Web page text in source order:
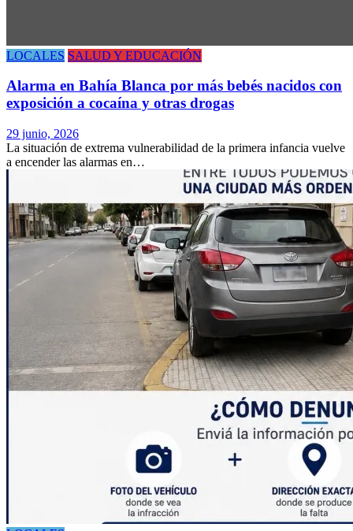
LOCALES SALUD Y EDUCACIÓN
Alarma en Bahía Blanca por más bebés nacidos con
exposición a cocaína y otras drogas
29 junio, 2026
La situación de extrema vulnerabilidad de la primera infancia vuelve
a encender las alarmas en…